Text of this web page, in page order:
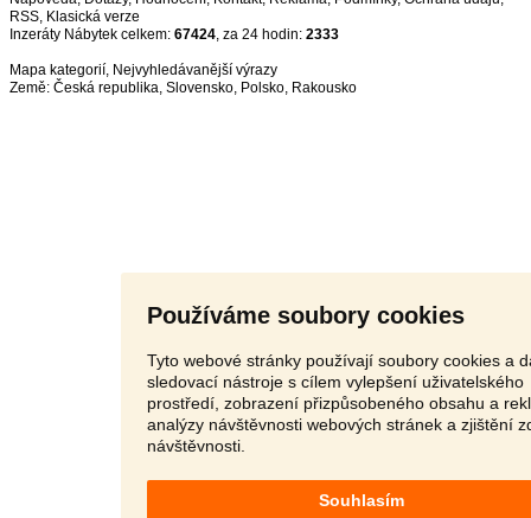
Používáme soubory cookies
Tyto webové stránky používají soubory cookies a
sledovací nástroje s cílem vylepšení uživatelského
prostředí, zobrazení přizpůsobeného obsahu a
analýzy návštěvnosti webových stránek a zjištění
návštěvnosti.
Souhlasím
RSS,
Inzeráty Nábytek celkem: 67424, za 24 hodin: 2333
Mapa kategorií, Nejvyhledávanější výrazy
Země: Česká republika, Slovensko, Polsko, Rakousko